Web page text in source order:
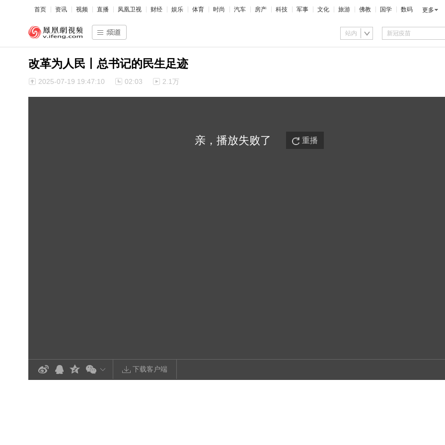
首页 资讯 视频 直播 凤凰卫视 财经 娱乐 体育 时尚 汽车 房产 科技 军事 文化 旅游 佛教 国学 数码 更多
站内
改革为人民丨总书记的民生足迹
2025-07-19 19:47:10 02:03 2.1万
亲，播放失败了 重播
下载客户端